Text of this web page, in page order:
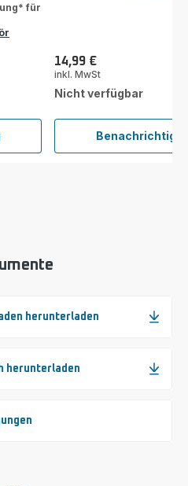
für
Filter
Preis
14,99 €
inkl. MwSt
Nicht verfügbar
herunterladen
herunterladen